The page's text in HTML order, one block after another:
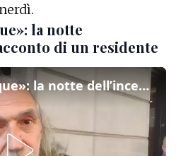
la notte
di un residente
«Il fumo era ovunque»: la notte dell’incendio nel racconto di un residente